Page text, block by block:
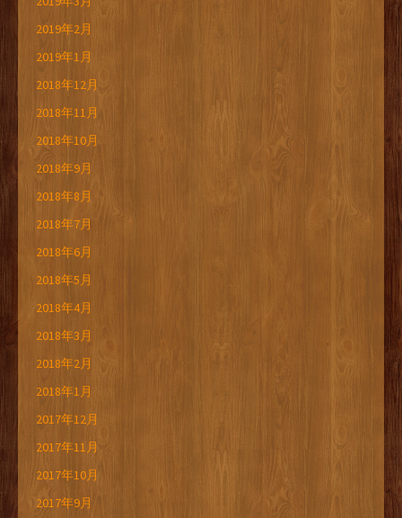
2019年2月
2019年1月
2018年12月
2018年11月
2018年10月
2018年9月
2018年8月
2018年7月
2018年6月
2018年5月
2018年4月
2018年3月
2018年2月
2018年1月
2017年12月
2017年11月
2017年10月
2017年9月